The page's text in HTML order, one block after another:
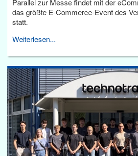
das größte E-Commerce-Event des
statt.
Weiterlesen...